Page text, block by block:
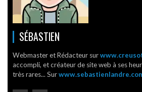
SÉBASTIEN
Webmaster et Rédacteur sur
accompli, et créateur de site web à ses
très rares... Sur